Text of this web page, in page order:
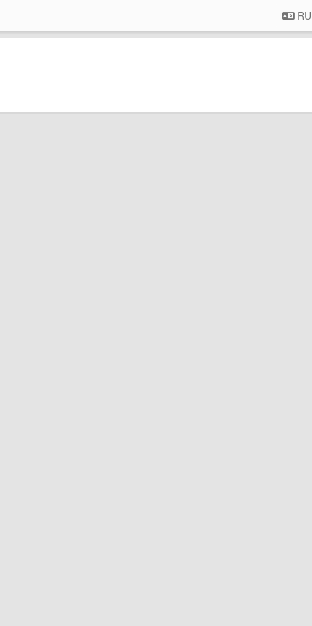
RU